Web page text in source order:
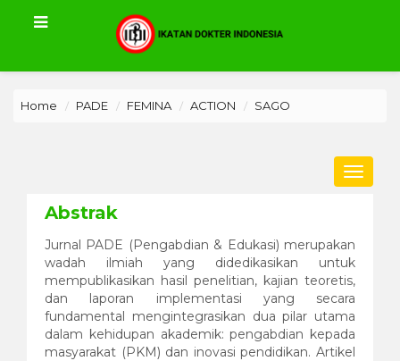
Home PADE FEMINA ACTION SAGO
Toggle
Abstrak
Jurnal PADE (Pengabdian & Edukasi) merupakan
wadah ilmiah yang didedikasikan untuk
mempublikasikan hasil penelitian, kajian teoretis,
dan laporan implementasi yang secara
fundamental mengintegrasikan dua pilar utama
dalam kehidupan akademik: pengabdian kepada
masyarakat (PKM) dan inovasi pendidikan. Artikel